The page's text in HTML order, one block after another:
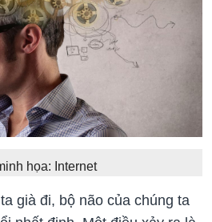
họa: Internet
già đi, bộ não của chúng ta